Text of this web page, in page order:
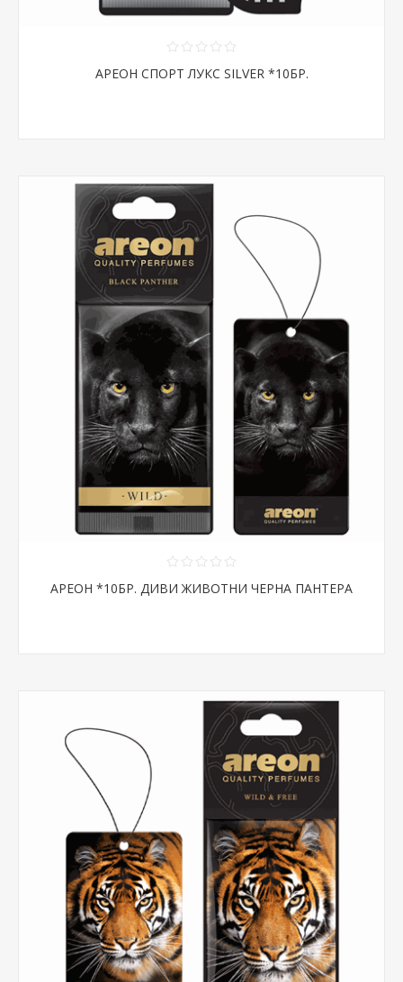
АРЕОН СПОРТ ЛУКС SILVER *10БР.
АРЕОН *10БР. ДИВИ ЖИВОТНИ ЧЕРНА ПАНТЕРА